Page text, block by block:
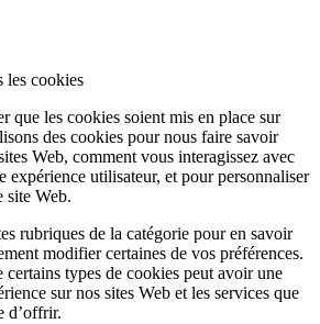
les cookies
que les cookies soient mis en place sur
des cookies pour nous faire savoir
Web, comment vous interagissez avec
expérience utilisateur, et pour personnaliser
site Web.
rubriques de la catégorie pour en savoir
modifier certaines de vos préférences.
certains types de cookies peut avoir une
sur nos sites Web et les services que
d’offrir.